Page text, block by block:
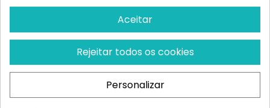
KIBI Salchichas De Pato
Para Perros
Naturextra Salchicha
Articulaciones Para Perro
Sabor...
¡Últimas produtos!
Aceitar
Rejeitar todos os cookies
Personalizar